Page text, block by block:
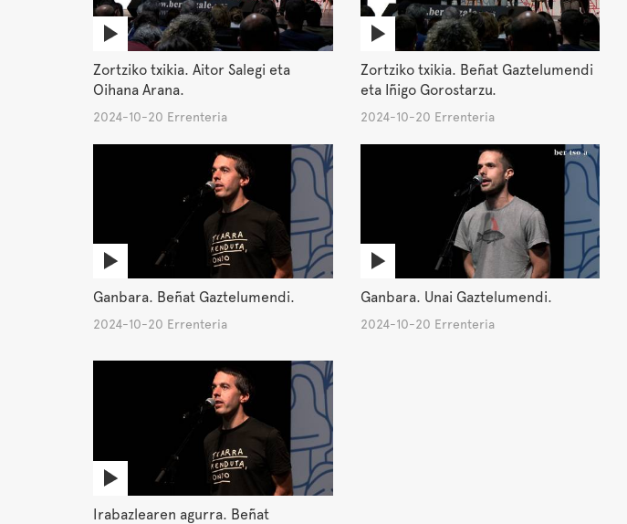
Zortziko txikia. Aitor Salegi eta
Oihana Arana.
2024-10-20 Errenteria
Zortziko txikia. Beñat Gaztelumendi
eta Iñigo Gorostarzu.
2024-10-20 Errenteria
Ganbara. Beñat Gaztelumendi.
2024-10-20 Errenteria
Ganbara. Unai Gaztelumendi.
2024-10-20 Errenteria
Irabazlearen agurra. Beñat